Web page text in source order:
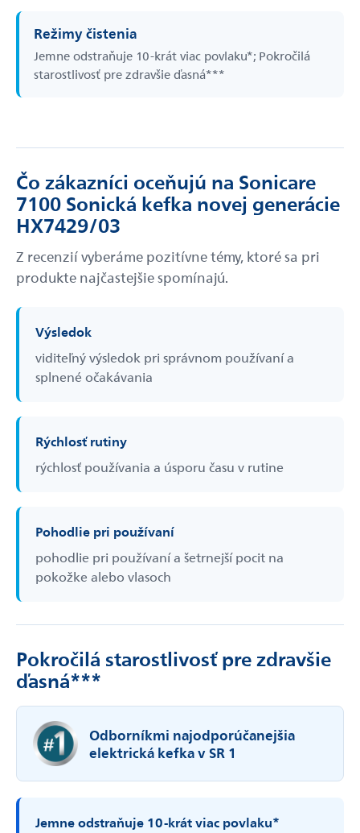
Režimy čistenia
Jemne odstraňuje 10-­krát viac povlaku*; Pokročilá
starostlivosť pre zdravšie ďasná***
Čo zákazníci oceňujú na Sonicare
7100 Sonická kefka novej generácie
HX7429/03
Z recenzií vyberáme pozitívne témy, ktoré sa pri
produkte najčastejšie spomínajú.
Výsledok
viditeľný výsledok pri správnom používaní a
splnené očakávania
Rýchlosť rutiny
rýchlosť používania a úsporu času v rutine
Pohodlie pri používaní
pohodlie pri používaní a šetrnejší pocit na
pokožke alebo vlasoch
Pokročilá starostlivosť pre zdravšie
ďasná***
Odborníkmi najodporúčanejšia
elektrická kefka v SR 1
Jemne odstraňuje 10-­krát viac povlaku*